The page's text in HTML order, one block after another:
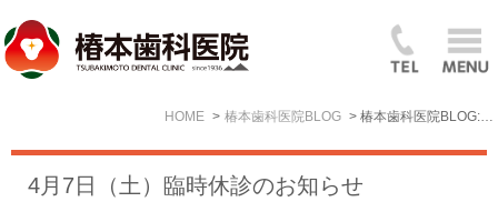
HOME 椿本歯科医院BLOG
4月7日（土）臨時休診のお知らせ